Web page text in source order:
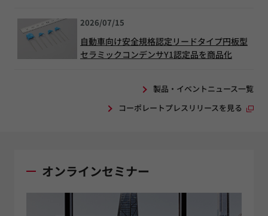
2026/07/15
自動車向け安全規格認定リードタイプ円板型
セラミックコンデンサY1認定品を商品化
製品・イベントニュース一覧
コーポレートプレスリリースを見る
オンラインセミナー